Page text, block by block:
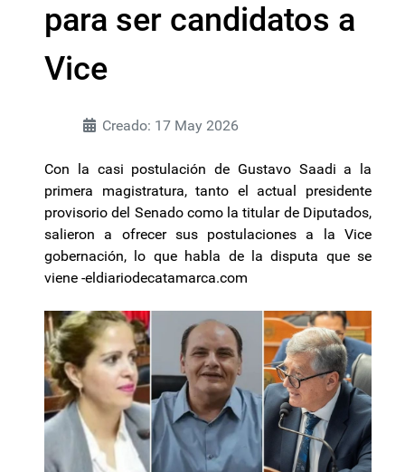
para ser candidatos a
Vice
Creado: 17 May 2026
Con la casi postulación de Gustavo Saadi a la
primera magistratura, tanto el actual presidente
provisorio del Senado como la titular de Diputados,
salieron a ofrecer sus postulaciones a la Vice
gobernación, lo que habla de la disputa que se
viene -eldiariodecatamarca.com